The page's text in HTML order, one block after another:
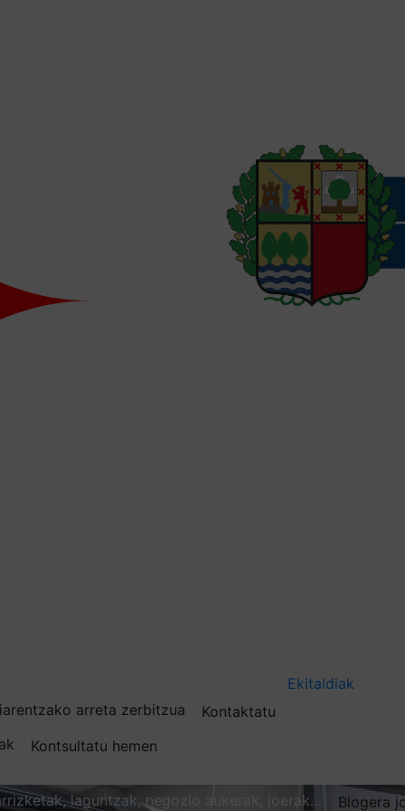
arreta zerbitzua
Kontaktatu
Kontsultatu hemen
Ekitaldiak
laguntzak, negozio aukerak, joerak… Blogera